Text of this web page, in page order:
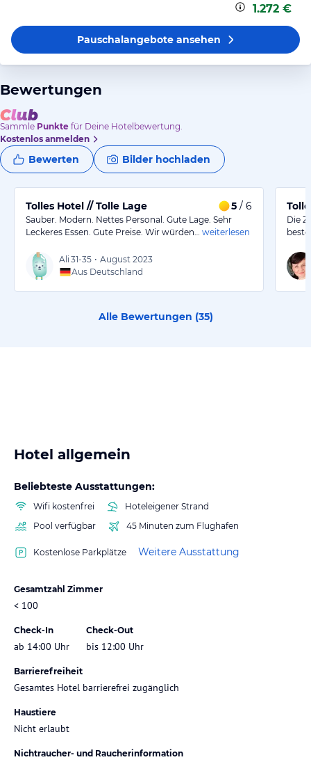
1.272 €
Pauschalangeboteansehen
Bewertungen
Sammle Punkte für Deine Hotelbewertung.
Kostenlos anmelden
Bewerten Bilder hochladen
Tolles Hotel // Tolle Lage 5 / 6
Sauber. Modern. Nettes Personal. Gute Lage. Sehr
Leckeres Essen. Gute Preise. Wir würden…
weiterlesen
Ali 31-35 • August 2023
Aus Deutschland
Die
Alle Bewertungen (35)
Hotel allgemein
Beliebteste Ausstattungen:
Wifi kostenfrei
Hoteleigener Strand
Pool verfügbar
45 Minuten zum Flughafen
Kostenlose Parkplätze Weitere Ausstattung
Gesamtzahl Zimmer
< 100
Check-In
ab 14:00 Uhr
Check-Out
bis 12:00 Uhr
Barrierefreiheit
Gesamtes Hotel barrierefrei zugänglich
Haustiere
Nicht erlaubt
Nichtraucher- und Raucherinformation